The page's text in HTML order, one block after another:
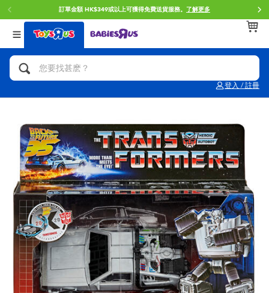
訂單金額 HK$349或以上可獲得免費送貨服務。 了解更多
登入 / 註冊
返回
分類目錄
人氣英雄,角色扮演,射擊玩具
拼砌組合及樂高LEGO
玩具車,貨車,火車及遙控系列
手工藝,文具,蠟筆,泥膠,畫板
娃娃, 芭比,收藏公仔
電子玩具
返回
品牌
Brunch Brother 早午餐兄弟
Spider-Man蜘蛛俠
Mini Brands
Play-Doh培樂多
Pokemon寶可夢
playpop
返回
年齢
0~2歳
5~7歳
8~11歳
12~14歳
14歳以上